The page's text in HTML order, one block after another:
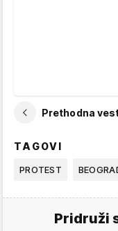
Prethodna
TAGOVI
PROTEST
Pridruži